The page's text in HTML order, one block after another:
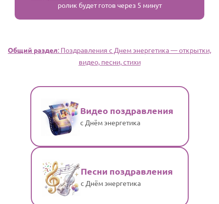
ролик будет готов через 5 минут
Общий раздел: Поздравления с Днем энергетика — открытки,
видео, песни, стихи
Видео поздравления
с Днём энергетика
Песни поздравления
с Днём энергетика